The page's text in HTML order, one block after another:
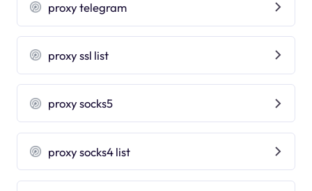
proxy telegram
proxy ssl list
proxy socks5
proxy socks4 list